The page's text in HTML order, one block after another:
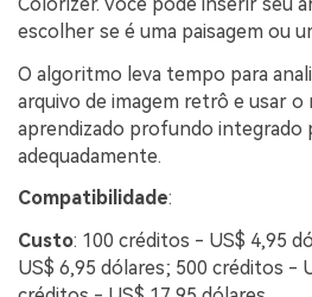
escolher se é uma paisagem ou
O algoritmo leva tempo para
arquivo de imagem retrô e usar o
aprendizado profundo integrado
adequadamente.
Compatibilidade:
Custo: 100 créditos - US$ 4,95
US$ 6,95 dólares; 500 créditos -